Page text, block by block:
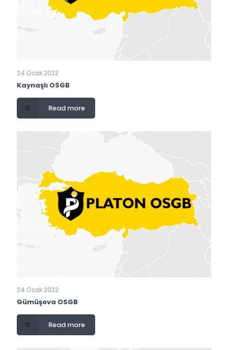
24 Ocak 2022
Kaynaşlı OSGB
Read more
24 Ocak 2022
Gümüşova OSGB
Read more